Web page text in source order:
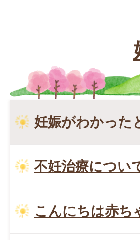
妊娠がわかった
不妊治療につい
こんにちは赤ち